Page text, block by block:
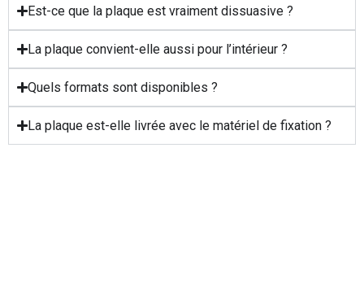
Est-ce que la plaque est vraiment dissuasive ?
La plaque convient-elle aussi pour l’intérieur ?
Quels formats sont disponibles ?
La plaque est-elle livrée avec le matériel de fixation ?